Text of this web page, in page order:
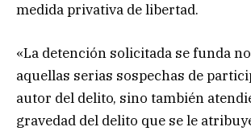
medida privativa de libertad.
«La detención solicitada se funda
aquellas serias sospechas de
autor del delito, sino también
gravedad del delito que se le